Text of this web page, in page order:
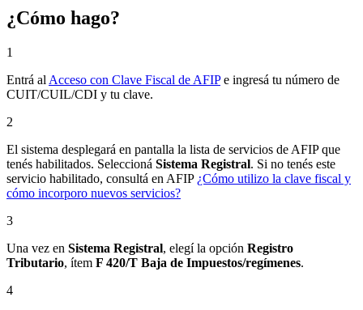
¿Cómo hago?
1
Entrá al Acceso con Clave Fiscal de AFIPe ingresá tu número de
CUIT/CUIL/CDI y tu clave.
2
El sistema desplegará en pantalla la lista de servicios de AFIP que
tenés habilitados. Seleccioná Sistema Registral. Si no tenés este
servicio habilitado, consultá en AFIP ¿Cómo utilizo la clave fiscal y
cómo incorporo nuevos servicios?
3
Una vez en Sistema Registral, elegí la opción Registro
Tributario, ítem F 420/T Baja de Impuestos/regímenes.
4